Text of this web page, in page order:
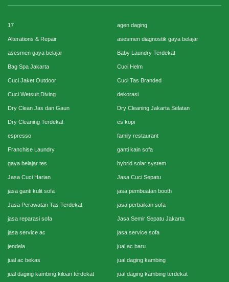
17 agen daging
Alterations & Repair asesmen diagnostik gaya belajar
asesmen gaya belajar Baby Laundry Terdekat
Bag Spa Jakarta Cuci Helm
Cuci Jaket Outdoor Cuci Tas Branded
Cuci Wetsuit Diving dekorasi
Dry Clean Jas dan Gaun Dry Cleaning Jakarta Selatan
Dry Cleaning Terdekat es kopi
espresso family restaurant
Franchise Laundry ganti kain sofa
gaya belajar tes hybrid solar system
Jasa Cuci Harian Jasa Cuci Sepatu
jasa ganti kulit sofa jasa pembuatan booth
Jasa Perawatan Tas Terdekat jasa perbaikan sofa
jasa reparasi sofa Jasa Semir Sepatu Jakarta
jasa service ac jasa service sofa
jendela jual ac baru
jual ac bekas jual daging kambing
jual daging kambing kiloan terdekat jual daging kambing terdekat